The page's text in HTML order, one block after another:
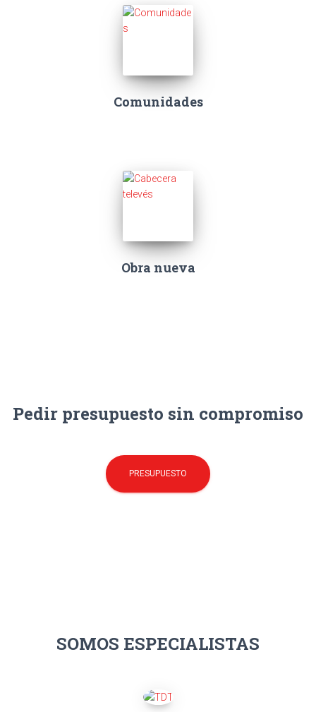
Comunidades
Obra nueva
Pedir presupuesto sin compromiso
PRESUPUESTO
SOMOS ESPECIALISTAS